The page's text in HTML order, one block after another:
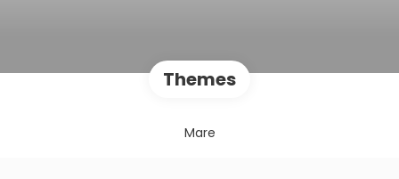
Themes
Mare